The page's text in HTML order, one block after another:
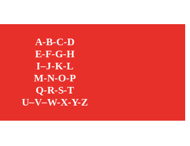
A-B-C-D
E-F-G-H
I–J-K-L
M-N-O-P
Q-R-S-T
U–V–W-X-Y-Z